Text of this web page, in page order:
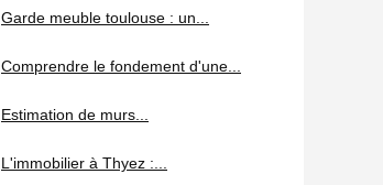
Garde meuble toulouse : un...
Comprendre le fondement d'une...
Estimation de murs...
L'immobilier à Thyez :...